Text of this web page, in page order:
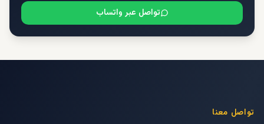
تواصل عبر واتساب
تواصل معنا